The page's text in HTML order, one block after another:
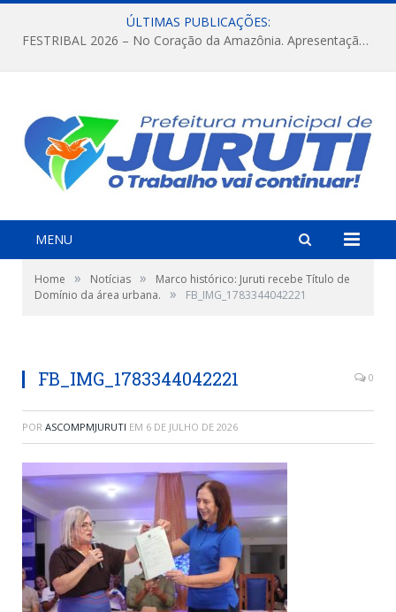
ÚLTIMAS PUBLICAÇÕES:
FESTRIBAL 2026 – No Coração da Amazônia. Apresentação da Munduruku.
MENU
Home » Notícias »
Marco histórico: Juruti recebe Título de
Domínio da área urbana.
» FB_IMG_1783344042221
FB_IMG_1783344042221 0
POR ASCOMPMJURUTI EM 6 DE JULHO DE 2026